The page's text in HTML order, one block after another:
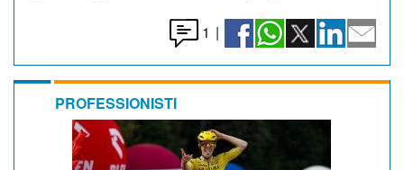
1 |
PROFESSIONISTI